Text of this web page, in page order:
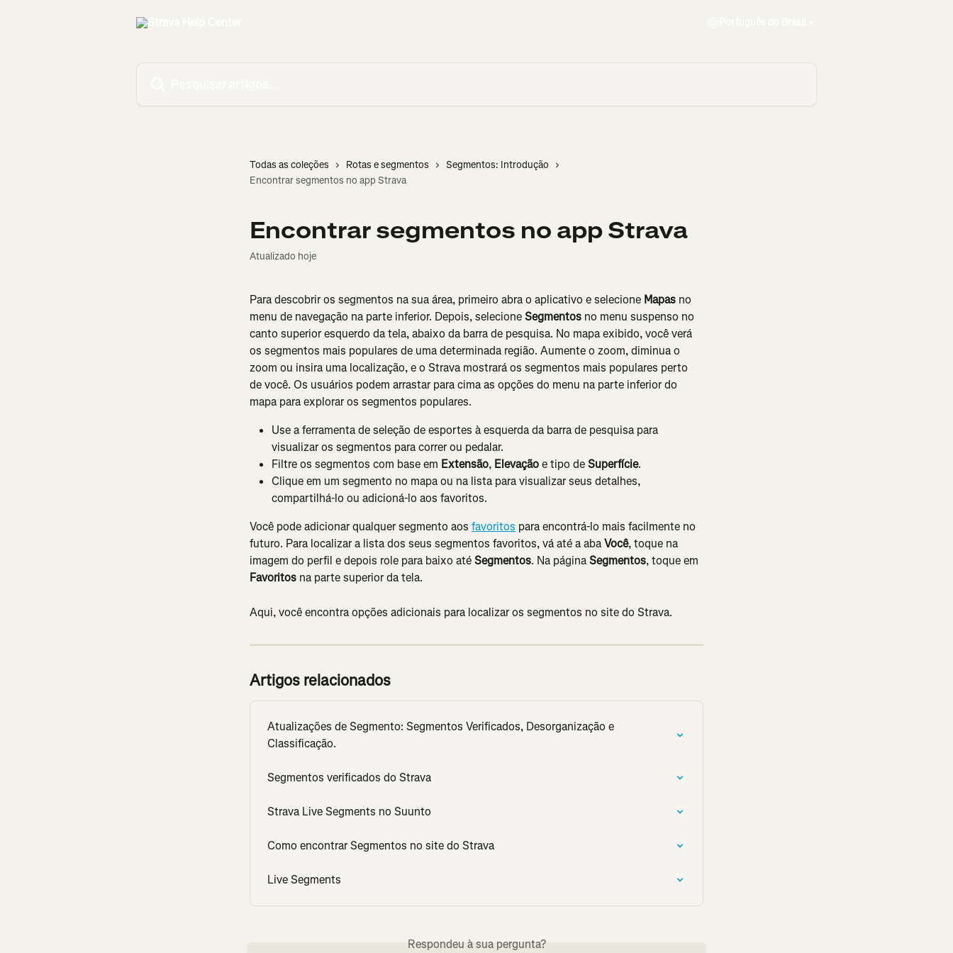
Todas as coleções Rotas e segmentos
Segmentos: Introdução
Encontrar segmentos no app Strava
Encontrar segmentos no app Strava
Atualizado hoje
Para descobrir os segmentos na sua área, primeiro abra o aplicativo e selecione Mapas no
menu de navegação na parte inferior. Depois, selecione Segmentos no menu suspenso no
canto superior esquerdo da tela, abaixo da barra de pesquisa. No mapa exibido, você verá
os segmentos mais populares de uma determinada região. Aumente o zoom, diminua o
zoom ou insira uma localização, e o Strava mostrará os segmentos mais populares perto
de você. Os usuários podem arrastar para cima as opções do menu na parte inferior do
mapa para explorar os segmentos populares.
Use a ferramenta de seleção de esportes à esquerda da barra de pesquisa para
visualizar os segmentos para correr ou pedalar.
Filtre os segmentos com base em Extensão, Elevação e tipo de Superfície.
Clique em um segmento no mapa ou na lista para visualizar seus detalhes,
compartilhá-lo ou adicioná-lo aos favoritos.
Você pode adicionar qualquer segmento aos favoritos para encontrá-lo mais facilmente no
futuro. Para localizar a lista dos seus segmentos favoritos, vá até a aba Você, toque na
imagem do perfil e depois role para baixo até Segmentos. Na página Segmentos, toque em
Favoritos na parte superior da tela.
Aqui, você encontra opções adicionais para localizar os segmentos no site do Strava.
Artigos relacionados
Atualizações de Segmento: Segmentos Verificados, Desorganização e
Classificação.
Segmentos verificados do Strava
Strava Live Segments no Suunto
Como encontrar Segmentos no site do Strava
Live Segments
Respondeu à sua pergunta?